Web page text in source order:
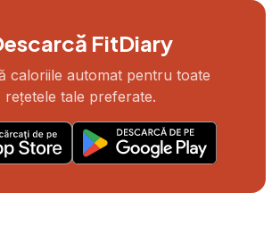
FitDiary
caloriile automat pentru toate
rețetele tale preferate.